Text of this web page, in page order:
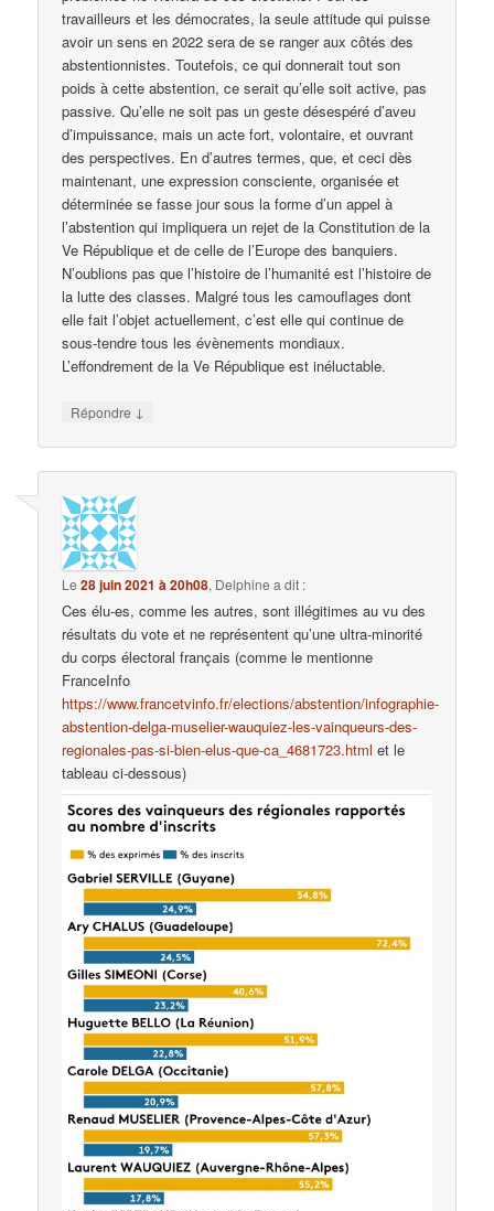
travailleurs et les démocrates, la seule attitude qui puisse
avoir un sens en 2022 sera de se ranger aux côtés des
abstentionnistes. Toutefois, ce qui donnerait tout son
poids à cette abstention, ce serait qu’elle soit active, pas
passive. Qu’elle ne soit pas un geste désespéré d’aveu
d’impuissance, mais un acte fort, volontaire, et ouvrant
des perspectives. En d’autres termes, que, et ceci dès
maintenant, une expression consciente, organisée et
déterminée se fasse jour sous la forme d’un appel à
l’abstention qui impliquera un rejet de la Constitution de la
Ve République et de celle de l’Europe des banquiers.
N’oublions pas que l’histoire de l’humanité est l’histoire de
la lutte des classes. Malgré tous les camouflages dont
elle fait l’objet actuellement, c’est elle qui continue de
sous-tendre tous les évènements mondiaux.
L’effondrement de la Ve République est inéluctable.
Répondre ↓
Le28 juin 2021 à 20h08, Delphine a dit :
Ces élu-es, comme les autres, sont illégitimes au vu des
résultats du vote et ne représentent qu’une ultra-minorité
du corps électoral français (comme le mentionne
FranceInfo
https://www.francetvinfo.fr/elections/abstention/infographie-
abstention-delga-muselier-wauquiez-les-vainqueurs-des-
regionales-pas-si-bien-elus-que-ca_4681723.html et le
tableau ci-dessous)